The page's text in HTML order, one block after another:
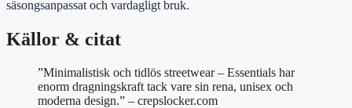
säsongsanpassat och vardagligt bruk.
Källor & citat
”Minimalistisk och tidlös streetwear – Essentials har
enorm dragningskraft tack vare sin rena, unisex och
moderna design.” – crepslocker.com